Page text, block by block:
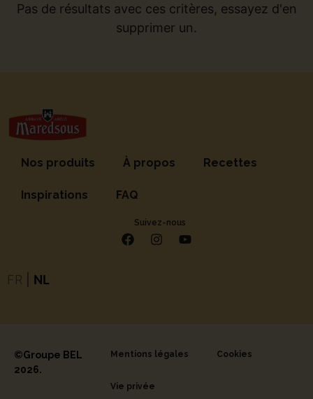
Pas de résultats avec ces critères, essayez d'en
supprimer un.
Nos produits À propos Recettes
Inspirations FAQ
Suivez-nous
FR NL
©Groupe BEL
2026.
Mentions légales Cookies
Vie privée